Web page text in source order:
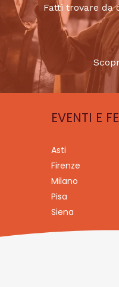
Fatti trovare da
EVENTI E
Asti
Firenze
Milano
Pisa
Siena